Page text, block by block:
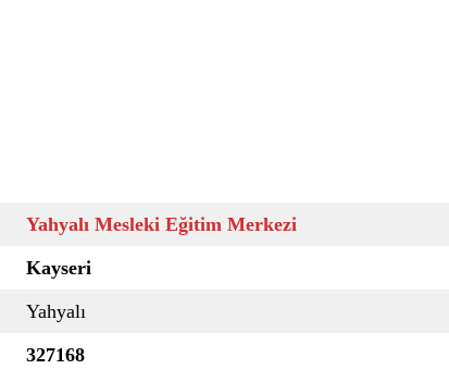
Yahyalı Mesleki Eğitim Merkezi
Kayseri
Yahyalı
327168